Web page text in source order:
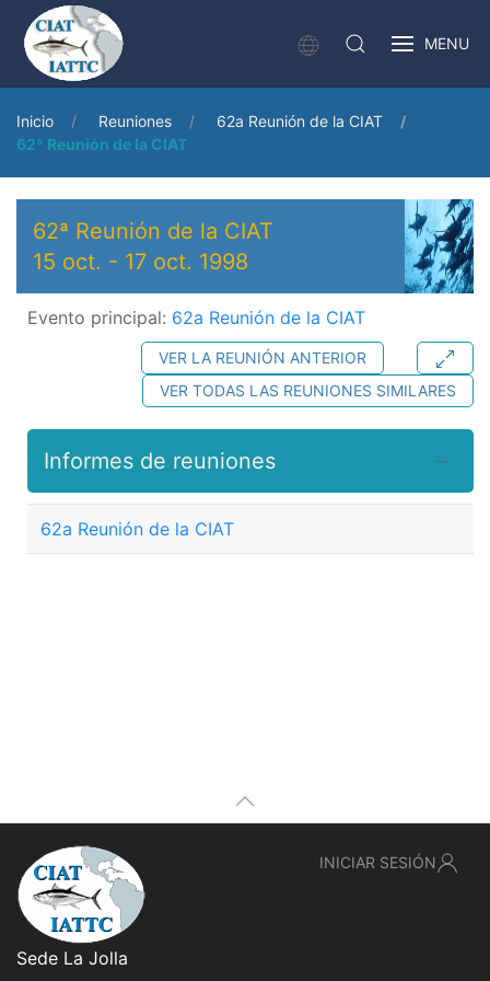
MENU
Inicio Reuniones
62a Reunión de la CIAT
62ª Reunión de la CIAT
62ª Reunión de la CIAT
15 oct. - 17 oct. 1998
Evento principal: 62a Reunión de la CIAT
VER LA REUNIÓN ANTERIOR
VER TODAS LAS REUNIONES SIMILARES
Informes de reuniones
62a Reunión de la CIAT
Sede La Jolla
INICIAR SESIÓN